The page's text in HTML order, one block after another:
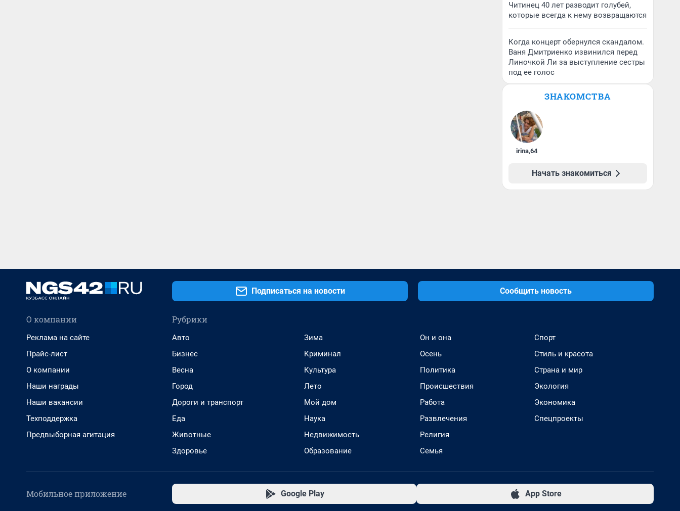
Читинец 40 лет разводит голубей,
которые всегда к нему возвращаются
Когда концерт обернулся скандалом.
Ваня Дмитриенко извинился перед
Линочкой Ли за выступление сестры
под ее голос
ЗНАКОМСТВА
irina,64
Начать знакомиться
Подписаться на новости Сообщить новость
О компании
Реклама на сайте
Прайс-лист
О компании
Наши награды
Наши вакансии
Техподдержка
Предвыборная агитация
Рубрики
Авто
Бизнес
Весна
Город
Дороги и транспорт
Еда
Животные
Здоровье
Зима
Криминал
Культура
Лето
Мой дом
Наука
Недвижимость
Образование
Он и она
Осень
Политика
Происшествия
Работа
Развлечения
Религия
Семья
Спорт
Стиль и красота
Страна и мир
Экология
Экономика
Спецпроекты
Мобильное приложение Google Play App Store